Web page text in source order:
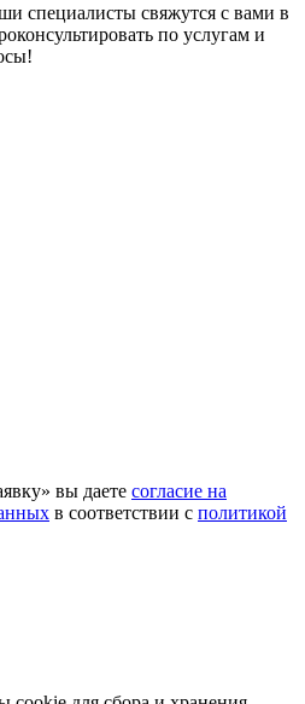
специалисты свяжутся с вами в
по услугам и
вы даете согласие на
в соответствии с политикой